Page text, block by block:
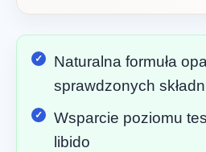
Naturalna formuła
sprawdzonych
Wsparcie poziomu
libido